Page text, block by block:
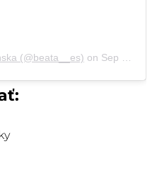
(@beata__es) on Sep 2, 2018 at 4:57am PDT